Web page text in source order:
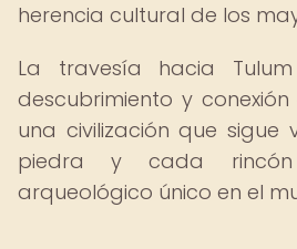
herencia cultural de los
La travesía hacia
descubrimiento y
una civilización que
piedra y cada
arqueológico único en el